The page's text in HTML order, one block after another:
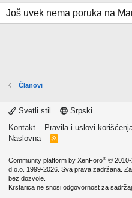
Još uvek nema poruka na
Članovi
Svetli stil
Srpski
Kontakt
Pravila i uslovi
Naslovna
R
Community platform by XenForo® © 2010-
d.o.o. 1999-2026. Sva prava zadržana.
bez dozvole.
Krstarica ne snosi odgovornost za sadržaj